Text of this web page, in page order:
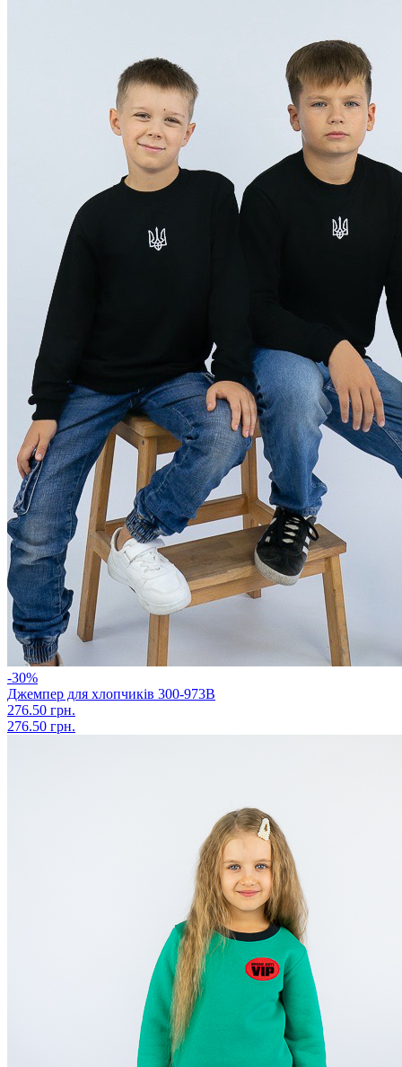
-30%
Джемпер для хлопчиків 300-973В
276.50 грн.
276.50 грн.